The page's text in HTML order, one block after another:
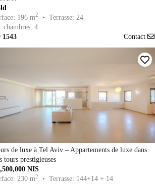
196 m2
• Terrasse: 24
chambres: 4
1543
Contact
de luxe à Tel Aviv – Appartements de luxe dans
tours prestigieuses
NIS
230 m2
• Terrasse: 144+14 + 14